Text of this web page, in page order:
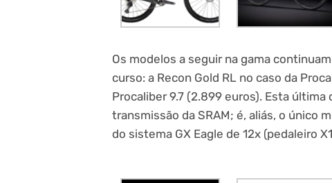
Os modelos a seguir na gama
curso: a Recon Gold RL no caso da
Procaliber 9.7 (2.899 euros). Esta
transmissão da SRAM; é, aliás, o único
do sistema GX Eagle de 12x (pedaleiro